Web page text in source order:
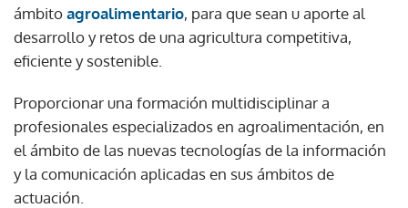
ámbitoagroalimentario, para que sean u aporte al
desarrollo y retos de una agricultura competitiva,
eficiente y sostenible.
Proporcionar una formación multidisciplinar a
profesionales especializados en agroalimentación, en
el ámbito de las nuevas tecnologías de la información
y la comunicación aplicadas en sus ámbitos de
actuación.